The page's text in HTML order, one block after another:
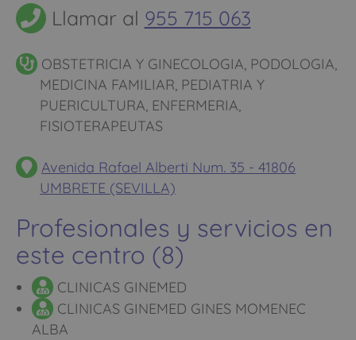
Llamar al 955 715 063
OBSTETRICIA Y GINECOLOGIA, PODOLOGIA,
MEDICINA FAMILIAR, PEDIATRIA Y
PUERICULTURA, ENFERMERIA,
FISIOTERAPEUTAS
Avenida Rafael Alberti Num. 35 - 41806
UMBRETE (SEVILLA)
Profesionales y servicios en
este centro (8)
CLINICAS GINEMED
CLINICAS GINEMED GINES MOMENEC
ALBA